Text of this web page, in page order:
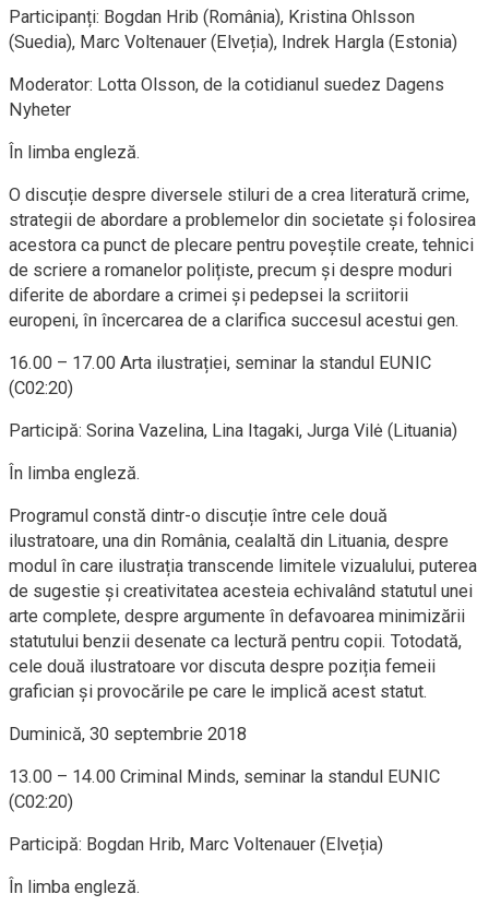
Participanți: Bogdan Hrib (România), Kristina Ohlsson
(Suedia), Marc Voltenauer (Elveția), Indrek Hargla (Estonia)
Moderator: Lotta Olsson, de la cotidianul suedez Dagens
Nyheter
În limba engleză.
O discuție despre diversele stiluri de a crea literatură crime,
strategii de abordare a problemelor din societate și folosirea
acestora ca punct de plecare pentru poveștile create, tehnici
de scriere a romanelor polițiste, precum și despre moduri
diferite de abordare a crimei și pedepsei la scriitorii
europeni, în încercarea de a clarifica succesul acestui gen.
16.00 – 17.00 Arta ilustrației, seminar la standul EUNIC
(C02:20)
Participă: Sorina Vazelina, Lina Itagaki, Jurga Vilė (Lituania)
În limba engleză.
Programul constă dintr-o discuție între cele două
ilustratoare, una din România, cealaltă din Lituania, despre
modul în care ilustrația transcende limitele vizualului, puterea
de sugestie și creativitatea acesteia echivalând statutul unei
arte complete, despre argumente în defavoarea minimizării
statutului benzii desenate ca lectură pentru copii. Totodată,
cele două ilustratoare vor discuta despre poziția femeii
grafician și provocările pe care le implică acest statut.
Duminică, 30 septembrie 2018
13.00 – 14.00 Criminal Minds, seminar la standul EUNIC
(C02:20)
Participă: Bogdan Hrib, Marc Voltenauer (Elveția)
În limba engleză.